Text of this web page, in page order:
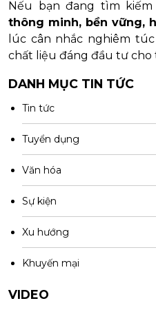
Nếu bạn đang tìm
thông minh, bền vững,
lúc cân nhắc nghiêm
chất liệu đáng đầu tư cho
DANH MỤC TIN TỨC
Tin tức
Tuyển dụng
Văn hóa
Sự kiện
Xu hướng
Khuyến mại
VIDEO